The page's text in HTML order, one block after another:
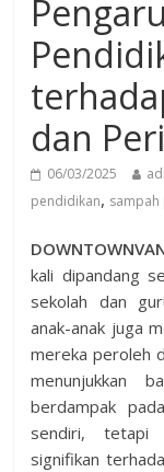
dan
06/03/2025
pendidikan, sampah
kali dipandang
sekolah dan
anak-anak juga
mereka peroleh
menunjukkan
berdampak
sendiri, tetapi
signifikan